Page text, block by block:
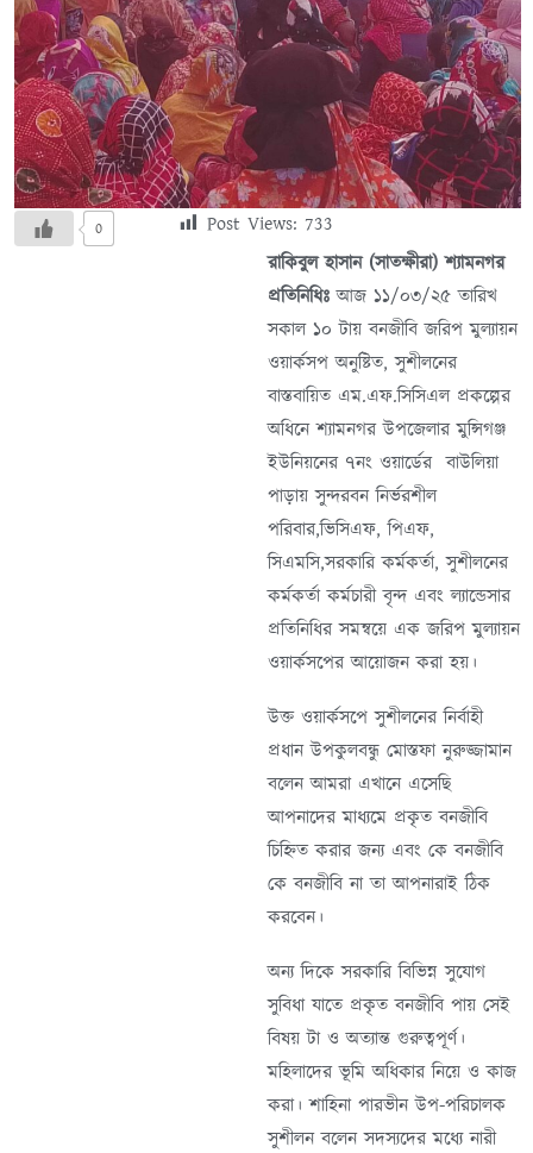
0 Post Views: 733
রাকিবুল হাসান (সাতক্ষীরা) শ্যামনগর
প্রতিনিধিঃ আজ ১১/০৩/২৫ তারিখ
সকাল ১০ টায় বনজীবি জরিপ মুল্যায়ন
ওয়ার্কসপ অনুষ্টিত, সুশীলনের
বাস্তবায়িত এম.এফ.সিসিএল প্রকল্পের
অধিনে শ্যামনগর উপজেলার মুন্সিগঞ্জ
ইউনিয়নের ৭নং ওয়ার্ডের বাউলিয়া
পাড়ায় সুন্দরবন নির্ভরশীল
পরিবার,ভিসিএফ, পিএফ,
সিএমসি,সরকারি কর্মকর্তা, সুশীলনের
কর্মকর্তা কর্মচারী বৃন্দ এবং ল্যান্ডেসার
প্রতিনিধির সমন্বয়ে এক জরিপ মুল্যায়ন
ওয়ার্কসপের আয়োজন করা হয়।
উক্ত ওয়ার্কসপে সুশীলনের নির্বাহী
প্রধান উপকুলবন্ধু মোস্তফা নুরুজ্জামান
বলেন আমরা এখানে এসেছি
আপনাদের মাধ্যমে প্রকৃত বনজীবি
চিহ্নিত করার জন্য এবং কে বনজীবি
কে বনজীবি না তা আপনারাই ঠিক
করবেন।
অন্য দিকে সরকারি বিভিন্ন সুযোগ
সুবিধা যাতে প্রকৃত বনজীবি পায় সেই
বিষয় টা ও অত্যান্ত গুরুত্বপূর্ণ।
মহিলাদের ভূমি অধিকার নিয়ে ও কাজ
করা। শাহিনা পারভীন উপ-পরিচালক
সুশীলন বলেন সদস্যদের মধ্যে নারী